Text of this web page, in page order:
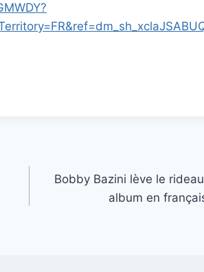
Bobby Bazini lève le
album en